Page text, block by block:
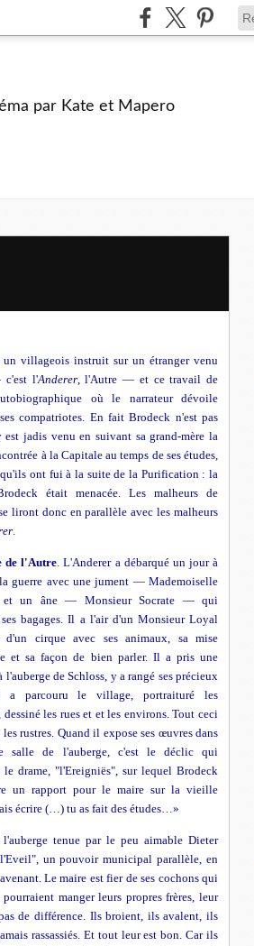
par Kate et Mapero
un villageois instruit sur un étranger venu
c'est l'Anderer, l'Autre — et ce travail de
où le narrateur dévoile
compatriotes. En fait Brodeck n'est pas
jadis venu en suivant sa grand-mère la
à la Capitale au temps de sesétudes,
ont fui à la suite de la Purification : la
était menacée. Les malheurs de
liront donc en parallèle avec les malheurs
.
de l'Autre. L'Anderer a débarqué un jour à
guerre avec une jument — Mademoiselle
un âne — Monsieur Socrate — qui
bagages. Il a l'air d'un Monsieur Loyal
d'un cirque avec ses animaux, sa mise
et sa façon de bien parler. Il a pris une
l'auberge de Schloss, y a rangé ses précieux
a parcouru le village, portraituré les
dessiné les rues et et les environs. Tout ceci
rustres. Quand il expose ses œuvres dans
salle de l'auberge, c'est le déclic qui
le drame, "l'Ereigniës", sur lequel Brodeck
un rapport pour le maire sur la vieille
écrire (…) tu as fait des études…»
tenue par le peu aimable Dieter
un pouvoir municipal parallèle, en
Le maire est fier de ses cochons qui
manger leurs propres frères, leur
de différence. Ils broient, ils avalent, ils
rassassiés. Et tout leur est bon. Car ils